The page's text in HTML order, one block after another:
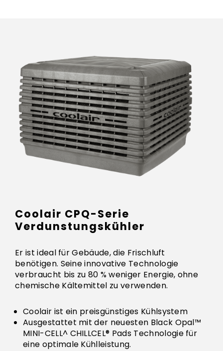
Coolair CPQ-Serie
Verdunstungskühler
Er ist ideal für Gebäude, die Frischluft
benötigen. Seine innovative Technologie
verbraucht bis zu 80 % weniger Energie, ohne
chemische Kältemittel zu verwenden.
Coolair ist ein preisgünstiges Kühlsystem
Ausgestattet mit der neuesten Black Opal™
MINI-CELL^ CHILLCEL® Pads Technologie für
eine optimale Kühlleistung.